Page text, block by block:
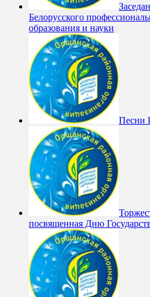
Белорусского
образования и науки
Песни
посвященная Дню